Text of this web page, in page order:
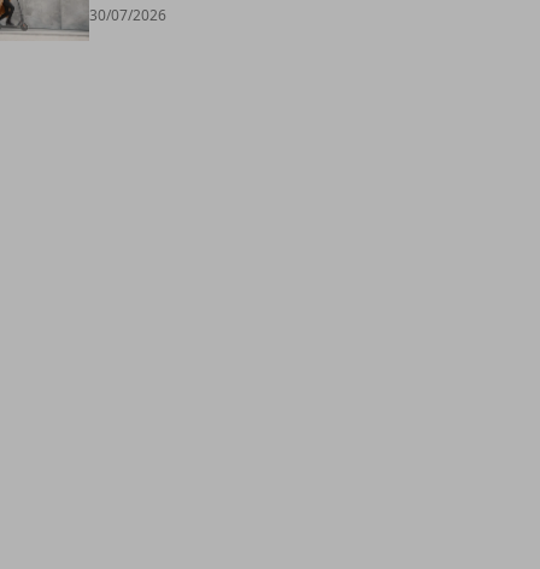
30/07/2026